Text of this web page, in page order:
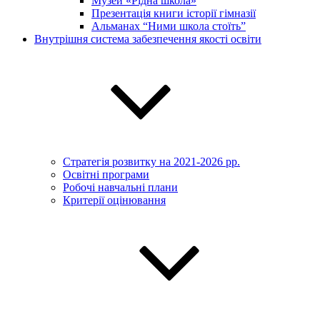
Презентація книги історії гімназії
Альманах “Ними школа стоїть”
Внутрішня система забезпечення якості освіти
Стратегія розвитку на 2021-2026 рр.
Освітні програми
Робочі навчальні плани
Критерії оцінювання